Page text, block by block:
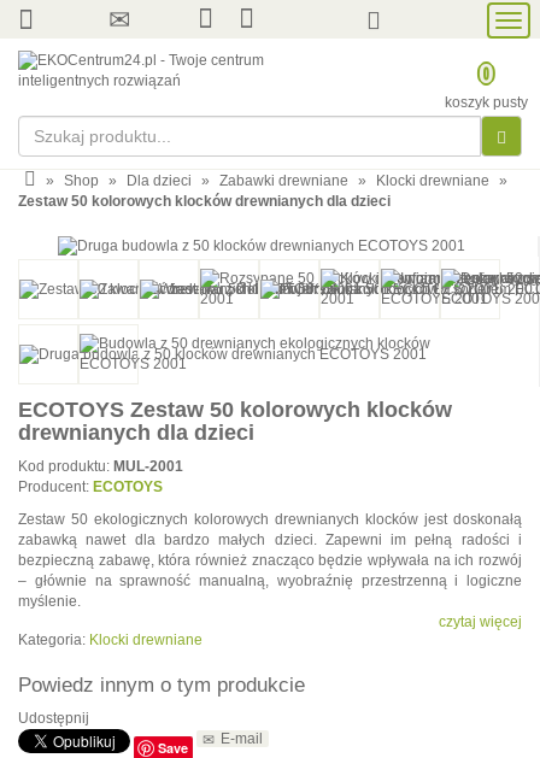
0
koszyk pusty
» Shop » Dla dzieci » Zabawki drewniane » Klocki drewniane
»
Zestaw 50 kolorowych klocków drewnianych dla dzieci
ECOTOYS Zestaw 50 kolorowych klocków
drewnianych dla dzieci
Kod produktu: MUL-2001
Producent: ECOTOYS
Zestaw 50 ekologicznych kolorowych drewnianych klocków jest doskonałą
zabawką nawet dla bardzo małych dzieci. Zapewni im pełną radości i
bezpieczną zabawę, która również znacząco będzie wpływała na ich rozwój
– głównie na sprawność manualną, wyobraźnię przestrzenną i logiczne
myślenie.
czytaj więcej
Kategoria: Klocki drewniane
Powiedz innym o tym produkcie
Udostępnij
Save E-mail